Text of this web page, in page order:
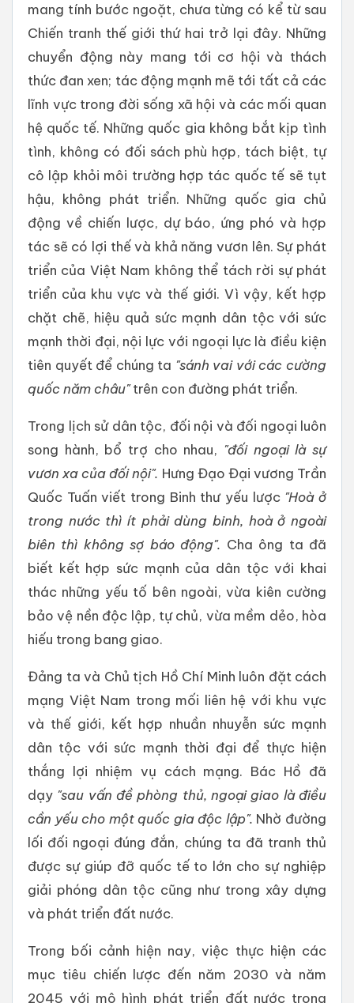
mang tính bước ngoặt, chưa từng có kể từ sau
Chiến tranh thế giới thứ hai trở lại đây. Những
chuyển động này mang tới cơ hội và thách
thức đan xen; tác động mạnh mẽ tới tất cả các
lĩnh vực trong đời sống xã hội và các mối quan
hệ quốc tế. Những quốc gia không bắt kịp tình
tình, không có đối sách phù hợp, tách biệt, tự
cô lập khỏi môi trường hợp tác quốc tế sẽ tụt
hậu, không phát triển. Những quốc gia chủ
động về chiến lược, dự báo, ứng phó và hợp
tác sẽ có lợi thế và khả năng vươn lên. Sự phát
triển của Việt Nam không thể tách rời sự phát
triển của khu vực và thế giới. Vì vậy, kết hợp
chặt chẽ, hiệu quả sức mạnh dân tộc với sức
mạnh thời đại, nội lực với ngoại lực là điều kiện
tiên quyết để chúng ta "sánh vai với các cường
quốc năm châu"trên con đường phát triển.
Trong lịch sử dân tộc, đối nội và đối ngoại luôn
song hành, bổ trợ cho nhau, "đối ngoại là sự
vươn xa của đối nội". Hưng Đạo Đại vương Trần
Quốc Tuấn viết trong Binh thư yếu lược "Hoà ở
trong nước thì ít phải dùng binh, hoà ở ngoài
biên thì không sợ báo động". Cha ông ta đã
biết kết hợp sức mạnh của dân tộc với khai
thác những yếu tố bên ngoài, vừa kiên cường
bảo vệ nền độc lập, tự chủ, vừa mềm dẻo, hòa
hiếu trong bang giao.
Đảng ta và Chủ tịch Hồ Chí Minh luôn đặt cách
mạng Việt Nam trong mối liên hệ với khu vực
và thế giới, kết hợp nhuần nhuyễn sức mạnh
dân tộc với sức mạnh thời đại để thực hiện
thắng lợi nhiệm vụ cách mạng. Bác Hồ đã
dạy "sau vấn đề phòng thủ, ngoại giao là điều
cần yếu cho một quốc gia độc lập". Nhờ đường
lối đối ngoại đúng đắn, chúng ta đã tranh thủ
được sự giúp đỡ quốc tế to lớn cho sự nghiệp
giải phóng dân tộc cũng như trong xây dựng
và phát triển đất nước.
Trong bối cảnh hiện nay, việc thực hiện các
mục tiêu chiến lược đến năm 2030 và năm
2045 với mô hình phát triển đất nước trong